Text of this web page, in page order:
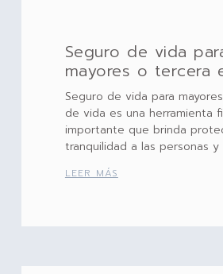
Seguro de vida
mayores o tercera
Seguro de vida para
de vida es una herramienta
importante que brinda
tranquilidad a las personas y
LEER MÁS